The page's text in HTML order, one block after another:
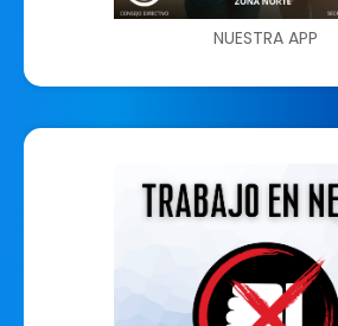
NUESTRA APP